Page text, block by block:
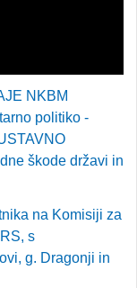
NKBM
politiko -
škode državi in
na Komisiji za
s
g. Dragonji in